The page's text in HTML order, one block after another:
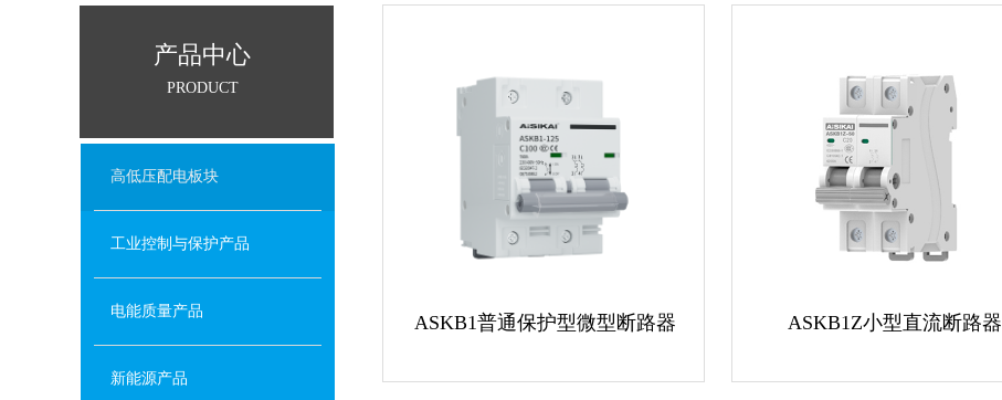
ASKB1普通保护型微型断路器 ASKB1Z小型直流断路器
产品中心
高低压配电板块
工业控制与保护产品
电能质量产品
新能源产品
PRODUCT